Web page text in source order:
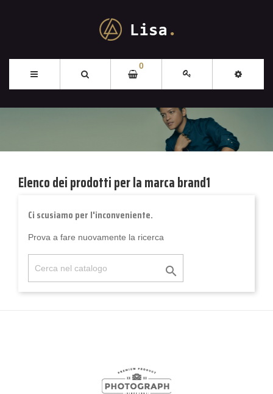
0
Elenco dei prodotti per la marca brand1
Ci scusiamo per l'inconveniente.
Prova a fare nuovamente la ricerca
